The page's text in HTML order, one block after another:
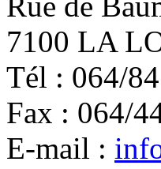
7100 LA
Tél : 064/
Fax : 064/
E-mail :